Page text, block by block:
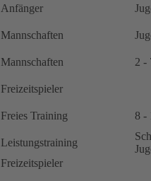
Anfänger
Mannschaften
Mannschaften 2 -
Freizeitspieler
Freies Training 8 -
Leistungstraining
Freizeitspieler